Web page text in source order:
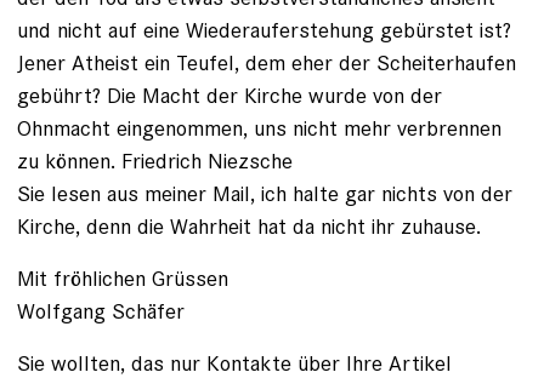
und nicht auf eine Wiederauferstehung gebürstet ist?
Jener Atheist ein Teufel, dem eher der Scheiterhaufen
gebührt? Die Macht der Kirche wurde von der
Ohnmacht eingenommen, uns nicht mehr verbrennen
zu können. Friedrich Niezsche
Sie lesen aus meiner Mail, ich halte gar nichts von der
Kirche, denn die Wahrheit hat da nicht ihr zuhause.
Mit fröhlichen Grüssen
Wolfgang Schäfer
Sie wollten, das nur Kontakte über Ihre Artikel